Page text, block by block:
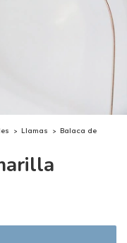
> Llamas > Balaca de